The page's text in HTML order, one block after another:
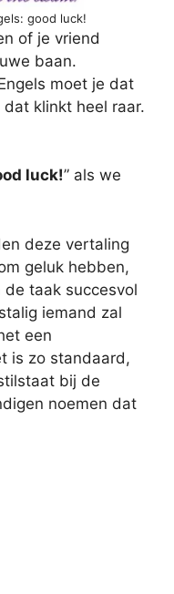
good luck!
of je vriend
baan.
moet je dat
dat klinkt heel raar.
luck!” als we
deze vertaling
geluk hebben,
taak succesvol
iemand zal
een
is zo standaard,
bij de
noemen dat